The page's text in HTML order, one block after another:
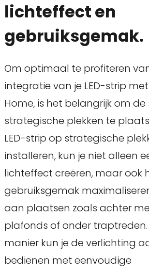
lichteffect en
gebruiksgemak.
Om optimaal te profiteren
integratie van je LED-strip
Home, is het belangrijk om
strategische plekken te
LED-strip op strategische
installeren, kun je niet alleen
lichteffect creëren, maar ook
gebruiksgemak
aan plaatsen zoals achter
plafonds of onder traptreden.
manier kun je de verlichting
bedienen met eenvoudige